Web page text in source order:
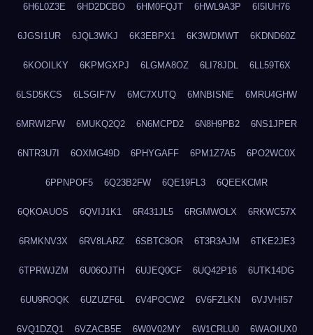
6H6L0Z3E 6HD2DCBO 6HM0FQJT 6HWL9A3P 6I5IUH76
6JGSI1UR 6JQL3WKJ 6K3EBPX1 6K3WDMWT 6KDND60Z
6KOOILKY 6KPMGXPJ 6LGMA8OZ 6LI78JDL 6LL59T6X
6LSD5KCS 6LSGIF7V 6MC7XUTQ 6MNBISNE 6MRU4GHW
6MRWI2FW 6MUKQ2Q2 6N6MCPD2 6N8H9PB2 6NS1JPER
6NTR3U7I 6OXMG49D 6PHYGAFF 6PM1Z7A5 6PO2WC0X
6PPNPOF5 6Q23B2FW 6QE19FL3 6QEEKCMR
6QKOAUOS 6QVIJ1K1 6R431JL5 6RGMWOLX 6RKWC57X
6RMKNV3X 6RV8LARZ 6SBTC8OR 6T3R3AJM 6TKE2JE3
6TPRWJZM 6U06OJTH 6UJEQ0CF 6UQ42P16 6UTK14DG
6UU9ROQK 6UZUZF6L 6V4POCW2 6V6FZLKN 6VJVHI57
6VQ1DZQ1 6VZACB5E 6W0V02MY 6W1CRLU0 6WAOIUX0